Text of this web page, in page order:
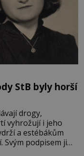
StB byly horší
drogy,
vyhrožují i jeho
a estébákům
Svým podpisem jim